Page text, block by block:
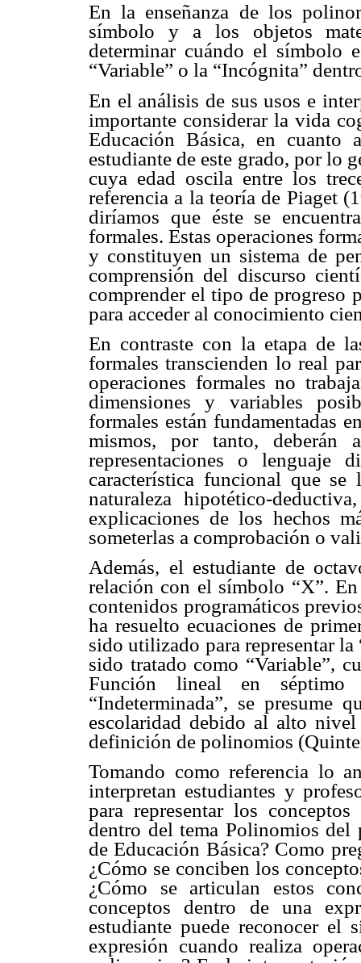
En la enseñanza de los
símbolo y a los objetos
determinar cuándo el símbolo
“Variable” o la “Incógnita”
En el análisis de sus usos e
importante considerar la vida
Educación Básica, en cuanto
estudiante de este grado, por lo
cuya edad oscila entre los
referencia a la teoría de Piaget
diríamos que éste se
formales. Estas operaciones
y constituyen un sistema de
comprensión del discurso
comprender el tipo de progreso
para acceder al conocimiento
En contraste con la etapa de
formales transcienden lo real
operaciones formales no
dimensiones y variables
formales están fundamentadas
mismos, por tanto, deberán
representaciones o lenguaje
característica funcional que
naturaleza hipotético-
explicaciones de los hechos
someterlas a comprobación o
Además, el estudiante de
relación con el símbolo “X”.
contenidos programáticos
ha resuelto ecuaciones de
sido utilizado para representar
sido tratado como “Variable”,
Función lineal en
“Indeterminada”, se presume
escolaridad debido al alto
definición de polinomios
Tomando como referencia lo
interpretan estudiantes y
para representar los
dentro del tema Polinomios del
de Educación Básica? Como
¿Cómo se conciben los
¿Cómo se articulan estos
conceptos dentro de una
estudiante puede reconocer el
expresión cuando realiza